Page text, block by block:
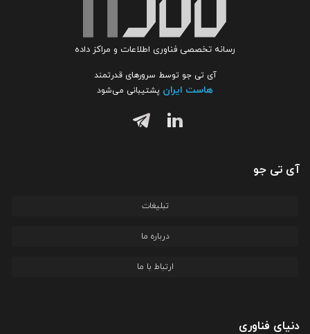
رسانه تخصصی فناوری اطلاعات و مراکز داده
آی تی جو توسط سرورهای قدرتمند
هاست ایران پشتیبانی می‌شود
آی تی جو
تبلیغات
درباره ما
ارتباط با ما
دنیای فناوری